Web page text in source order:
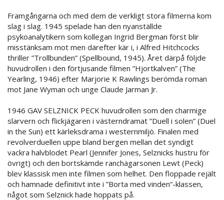
Framgångarna och med dem de verkligt stora filmerna kom
slag i slag. 1945 spelade han den nyanställde
psykoanalytikern som kollegan Ingrid Bergman först blir
misstänksam mot men därefter kär i, i Alfred Hitchcocks
thriller ”Trollbunden” (Spellbound, 1945). Året därpå följde
huvudrollen i den förtjusande filmen ”Hjortkalven” (The
Yearling, 1946) efter Marjorie K Rawlings berömda roman
mot Jane Wyman och unge Claude Jarman Jr.
1946 GAV SELZNICK PECK huvudrollen som den charmige
slarvern och flickjägaren i västerndramat ”Duell i solen” (Duel
in the Sun) ett kärleksdrama i westernmiljö. Finalen med
revolverduellen uppe bland bergen mellan det syndigt
vackra halvblodet Pearl (Jennifer Jones, Selznicks hustru för
övrigt) och den bortskämde ranchägarsonen Lewt (Peck)
blev klassisk men inte filmen som helhet. Den floppade rejält
och hamnade definitivt inte i ”Borta med vinden”-klassen,
något som Selznick hade hoppats på.